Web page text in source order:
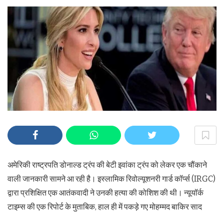
अमेरिकी राष्ट्रपति डोनाल्ड ट्रंप की बेटी इवांका ट्रंप को लेकर एक चौंकाने
वाली जानकारी सामने आ रही है। इस्लामिक रिवोल्यूशनरी गार्ड कॉर्प्स (IRGC)
द्वारा प्रशिक्षित एक आतंकवादी ने उनकी हत्या की कोशिश की थी। न्यूयॉर्क
टाइम्स की एक रिपोर्ट के मुताबिक, हाल ही में पकड़े गए मोहम्मद बाकिर साद